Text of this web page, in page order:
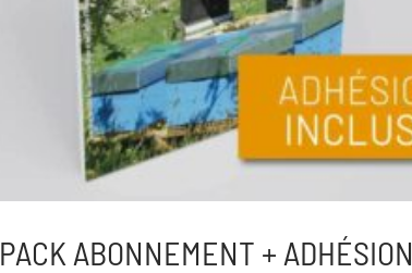
PACK ABONNEMENT + ADHÉSION